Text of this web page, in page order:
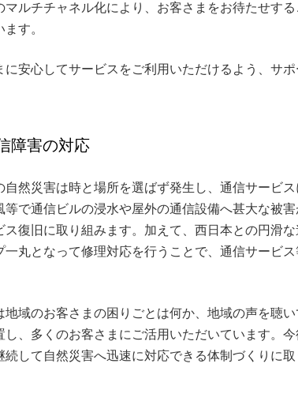
マルチチャネル化により、お客さまをお待たせす
す。
に安心してサービスをご利用いただけるよう、サ
障害の対応
自然災害は時と場所を選ばず発生し、通信サービ
等で通信ビルの浸水や屋外の通信設備へ甚大な被
ス復旧に取り組みます。加えて、西日本との円滑
一丸となって修理対応を行うことで、通信サービ
地域のお客さまの困りごとは何か、地域の声を聴
し、多くのお客さまにご活用いただいています。
続して自然災害へ迅速に対応できる体制づくりに取